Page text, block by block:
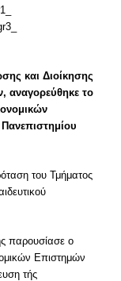
και Διοίκησης
αναγορεύθηκε το
του Τμήματος
παρουσίασε ο
Επιστημών
τής